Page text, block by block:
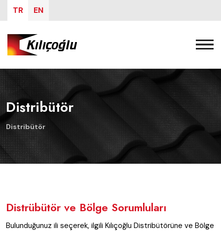
TR EN
Distribütör
Distribütör
Distrübütör ve Bölge Sorumluları
Bulunduğunuz ili seçerek, ilgili Kılıçoğlu Distribütörüne ve Bölge